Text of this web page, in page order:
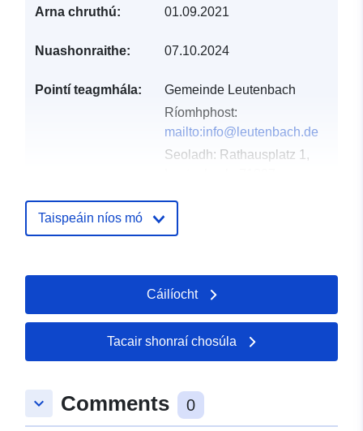
Arna chruthú: 01.09.2021
Nuashonraithe: 07.10.2024
Pointí teagmhála:
Gemeinde Leutenbach
Ríomhphost:
mailto:info@leutenbach.de
Seoladh: Rathausplatz 1,
URL:
http://www.leutenbach.de
Taifead Catalóige: Curtha le data.europa.eu: 21
February 2026
Nuashonraithe ar data.europa.eu:
02 August 2026
9.3615783, 48.902151 ], [
9.3687911, 48.902151 ], [
Taispeáin níos mó
Cáilíocht
Tacair shonraí chosúla
keyboard_arrow_down Comments 0